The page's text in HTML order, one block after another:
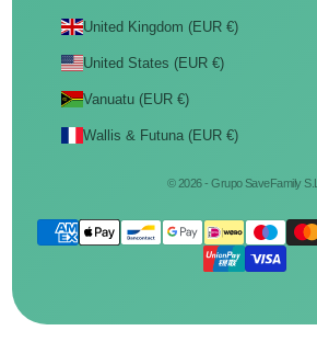
United Kingdom (EUR €)
United States (EUR €)
Vanuatu (EUR €)
Wallis & Futuna (EUR €)
© 2026 - Grupo SaveFamily S.L.